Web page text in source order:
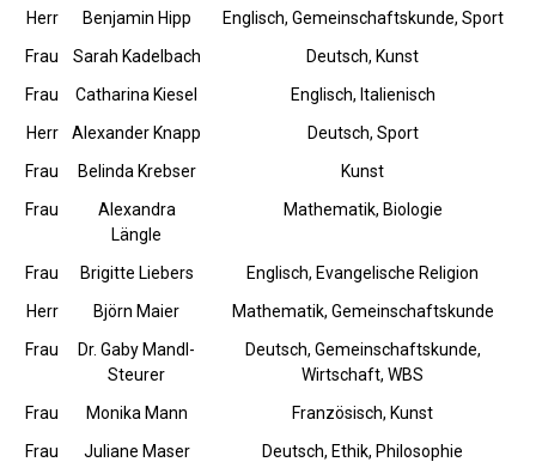
Herr
Benjamin Hipp
Englisch, Gemeinschaftskunde, Sport
Frau
Sarah Kadelbach
Deutsch, Kunst
Frau
Catharina Kiesel
Englisch, Italienisch
Herr
Alexander Knapp
Deutsch, Sport
Frau
Belinda Krebser
Kunst
Frau
Alexandra
Längle
Mathematik, Biologie
Frau Brigitte Liebers
Englisch, Evangelische Religion
Herr
Björn Maier
Mathematik, Gemeinschaftskunde
Frau
Dr. Gaby Mandl-
Steurer
Deutsch, Gemeinschaftskunde,
Wirtschaft, WBS
Frau
Monika Mann
Französisch, Kunst
Frau
Juliane Maser
Deutsch, Ethik, Philosophie